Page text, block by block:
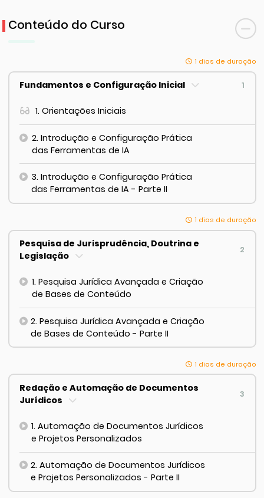
Conteúdo do Curso
1 dias de duração
Fundamentos e Configuração Inicial 1
1. Orientações Iniciais
2. Introdução e Configuração Prática
das Ferramentas de IA
3. Introdução e Configuração Prática
das Ferramentas de IA - Parte II
1 dias de duração
Pesquisa de Jurisprudência, Doutrina e
Legislação
2
1. Pesquisa Jurídica Avançada e Criação
de Bases de Conteúdo
2. Pesquisa Jurídica Avançada e Criação
de Bases de Conteúdo - Parte II
1 dias de duração
Redação e Automação de Documentos
Jurídicos
3
1. Automação de Documentos Jurídicos
e Projetos Personalizados
2. Automação de Documentos Jurídicos
e Projetos Personalizados - Parte II